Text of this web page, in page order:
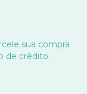
sua compra
de crédito.